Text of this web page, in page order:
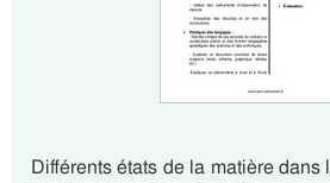
Différents états de la matière dans